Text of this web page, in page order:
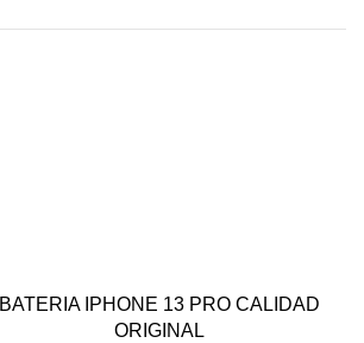
BATERIA IPHONE 13 PRO CALIDAD
ORIGINAL